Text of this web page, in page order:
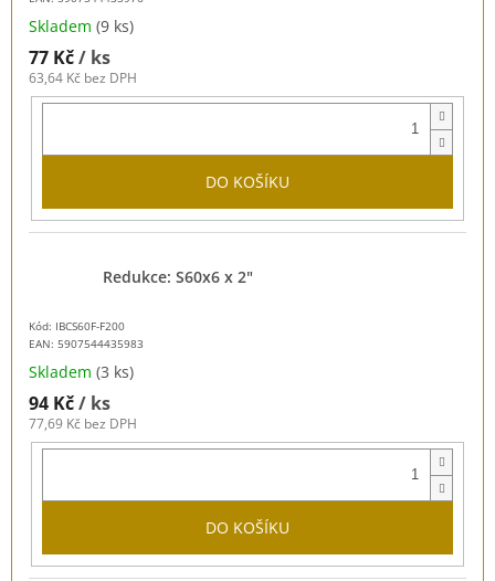
Skladem (9 ks)
77 Kč/ ks
63,64 Kč bez DPH
DO KOŠÍKU
Kód: IBCS60F-F200
EAN: 5907544435983
Redukce: S60x6 x 2"
Skladem (3 ks)
94 Kč/ ks
77,69 Kč bez DPH
DO KOŠÍKU